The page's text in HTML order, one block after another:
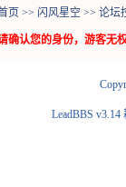
页 >> 闪风星空 >> 论坛
确认您的身份，游客无
LeadBBS v3.14